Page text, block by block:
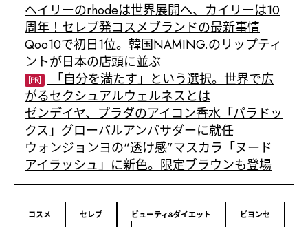
ヘイリーのrhodeは世界展開へ、カイリーは10
周年！セレブ発コスメブランドの最新事情
Qoo10で初日1位。韓国NAMING.のリップティ
ントが日本の店頭に並ぶ
[PR]
「自分を満たす」という選択。世界で広
がるセクシュアルウェルネスとは
ゼンデイヤ、プラダのアイコン香水「パラドッ
クス」グローバルアンバサダーに就任
ウォンジョンヨの“透け感”マスカラ「ヌード
アイラッシュ」に新色。限定ブラウンも登場
コスメ セレブ ビューティ&ダイエット
ビヨンセ